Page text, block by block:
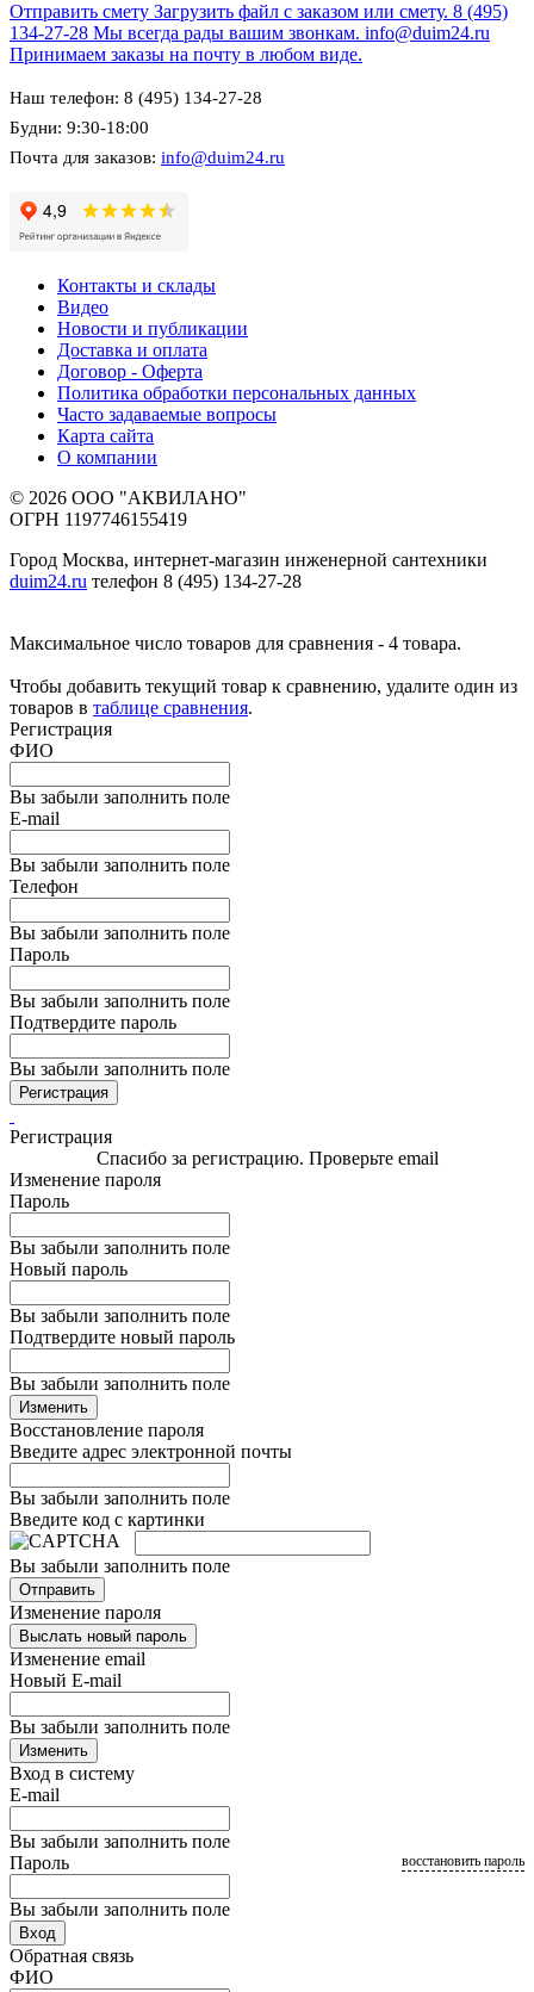
Отправить смету Загрузить файл с заказом или смету. 8 (495)
134-27-28 Мы всегда рады вашим звонкам. info@duim24.ru
Принимаем заказы на почту в любом виде.
Наш телефон: 8 (495) 134-27-28
Будни: 9:30-18:00
Почта для заказов: info@duim24.ru
Контакты и склады
Видео
Новости и публикации
Доставка и оплата
Договор - Оферта
Политика обработки персональных данных
Часто задаваемые вопросы
Карта сайта
О компании
© 2026 ООО "АКВИЛАНО"
ОГРН 1197746155419
Город Москва, интернет-магазин инженерной сантехники
duim24.ru телефон 8 (495) 134-27-28
Максимальное число товаров для сравнения - 4 товара.
Чтобы добавить текущий товар к сравнению, удалите один из
товаров в таблице сравнения.
Регистрация
ФИО
Вы забыли заполнить поле
E-mail
Вы забыли заполнить поле
Телефон
Вы забыли заполнить поле
Пароль
Вы забыли заполнить поле
Подтвердите пароль
Вы забыли заполнить поле
Регистрация
Регистрация
Спасибо за регистрацию. Проверьте email
Изменение пароля
Пароль
Вы забыли заполнить поле
Новый пароль
Вы забыли заполнить поле
Подтвердите новый пароль
Вы забыли заполнить поле
Изменить
Восстановление пароля
Введите адрес электронной почты
Вы забыли заполнить поле
Введите код с картинки
Вы забыли заполнить поле
Отправить
Изменение пароля
Выслать новый пароль
Изменение email
Новый E-mail
Вы забыли заполнить поле
Изменить
Вход в систему
E-mail
Вы забыли заполнить поле
Пароль
Вы забыли заполнить поле
восстановить пароль
Вход
Обратная связь
ФИО